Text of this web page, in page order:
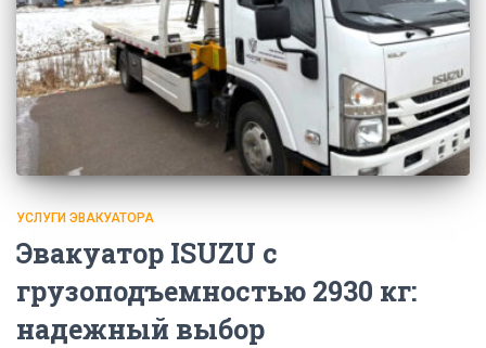
УСЛУГИ ЭВАКУАТОРА
Эвакуатор ISUZU с
грузоподъемностью 2930 кг:
надежный выбор